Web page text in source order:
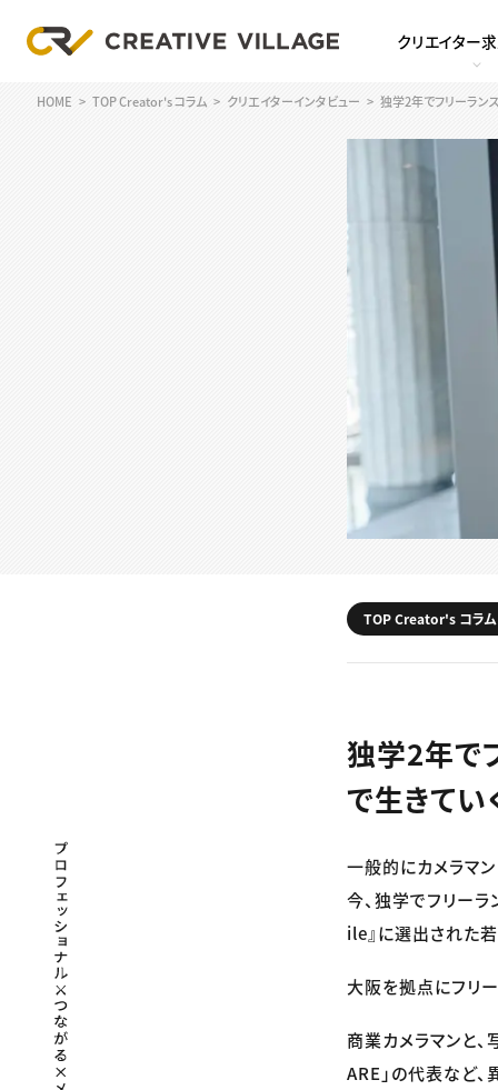
クリエイター
HOME TOP Creator's コラム クリエイターインタビュー 独学2年でフリーラン
TOP Creator's コラム
独学2年で
で生きてい
一般的にカメラマ
今、独学でフリー
ile』に選出された
大阪を拠点にフリ
商業カメラマンと
ARE」の代表など